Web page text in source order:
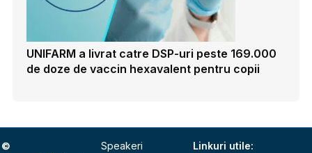
UNIFARM a livrat catre DSP-uri peste 169.000
de doze de vaccin hexavalent pentru copii
©
Speakeri Linkuri utile: